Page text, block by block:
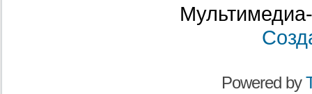
Powered by